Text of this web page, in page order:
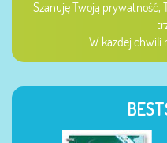
Szanuję Twoją prywatność,
W każdej chwili